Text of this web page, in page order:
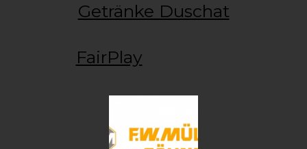
Getränke Duschat
FairPlay